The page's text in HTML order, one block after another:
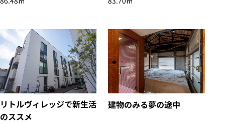
リトルヴィレッジで新生活
のススメ
建物のみる夢の途中